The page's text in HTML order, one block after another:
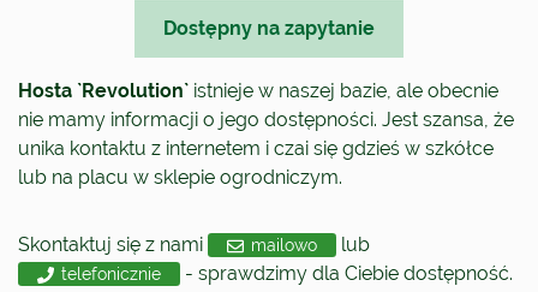
Dostępny na zapytanie
Hosta `Revolution` istnieje w naszej bazie, ale obecnie
nie mamy informacji o jego dostępności. Jest szansa, że
unika kontaktu z internetem i czai się gdzieś w szkółce
lub na placu w sklepie ogrodniczym.
Skontaktuj się z nami mailowo lub
telefonicznie
- sprawdzimy dla Ciebie dostępność.